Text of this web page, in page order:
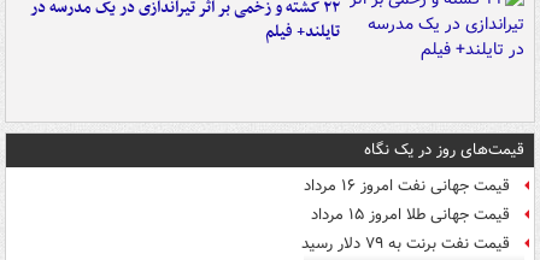
۲۲ کشته و زخمی بر اثر تیراندازی در یک مدرسه در
تایلند+ فیلم
قیمت‌های روز در یک نگاه
قیمت جهانی نفت امروز ۱۶ مرداد
قیمت جهانی طلا امروز ۱۵ مرداد
قیمت نفت برنت به ۷۹ دلار رسید